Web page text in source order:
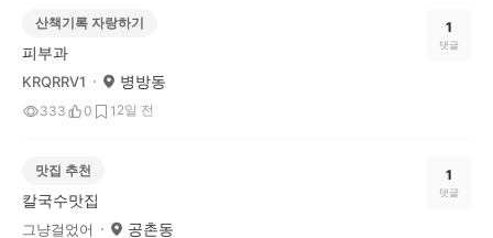
산책기록 자랑하기
피부과
KRQRRV1 병방동
333 0 1 2일 전
1
댓글
맛집 추천
칼국수맛집
그냥걸었어 공촌동
1
댓글